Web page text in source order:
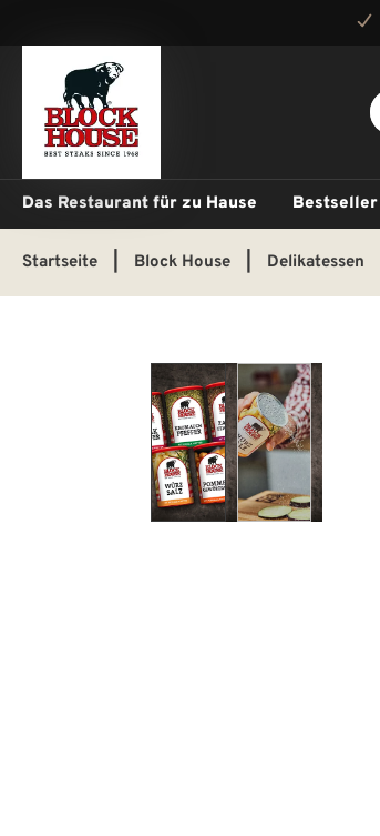
Das Restaurant für zu Hause Bestseller
Startseite Block House Delikatessen
Bildergalerie überspringen